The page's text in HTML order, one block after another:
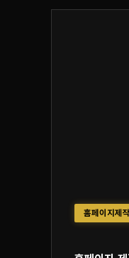
홈페이지제작